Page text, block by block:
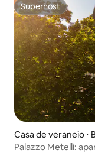
Superhost
Superhost
Casa de veraneio ⋅
Palazzo Metelli: